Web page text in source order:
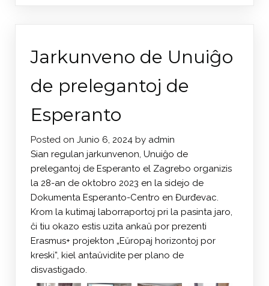
Jarkunveno de Unuiĝo
de prelegantoj de
Esperanto
Posted on Junio 6, 2024 by admin
Sian regulan jarkunvenon, Unuiĝo de
prelegantoj de Esperanto el Zagrebo organizis
la 28-an de oktobro 2023 en la sidejo de
Dokumenta Esperanto-Centro en Đurđevac.
Krom la kutimaj laborraportoj pri la pasinta jaro,
ĉi tiu okazo estis uzita ankaŭ por prezenti
Erasmus+ projekton „Eŭropaj horizontoj por
kreski”, kiel antaŭvidite per plano de
disvastigado.